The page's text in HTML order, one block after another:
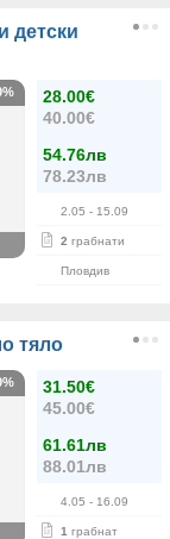
детски
28.00€
40.00€
54.76лв
78.23лв
2.05 - 15.09
2 грабнати
Пловдив
тяло
31.50€
45.00€
61.61лв
88.01лв
4.05 - 16.09
1 грабнат